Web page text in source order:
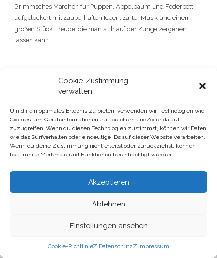
Cookie-Zustimmung
verwalten
Um dir ein optimales Erlebnis zu bieten, verwenden wir Technologien wie
Cookies, um Geräteinformationen zu speichern und/oder darauf
zuzugreifen. Wenn du diesen Technologien zustimmst, können wir Daten
wie das Surfverhalten oder eindeutige IDs auf dieser Website verarbeiten.
Wenn du deine Zustimmung nicht erteilst oder zurückziehst, können
bestimmte Merkmale und Funktionen beeinträchtigt werden.
Akzeptieren
Ablehnen
Einstellungen ansehen
Cookie-RichtlinieZ DatenschutzZ Impressum
Grimmsches Märchen für Puppen, Appelbaum und Federbett
aufgelockert mit zauberhaften Ideen, zarter Musik und einem
großen Stück Freude, die man sich auf der Zunge zergehen
lassen kann.
Gutscheine & Kundenkarte
Datenschutz
gGmbH